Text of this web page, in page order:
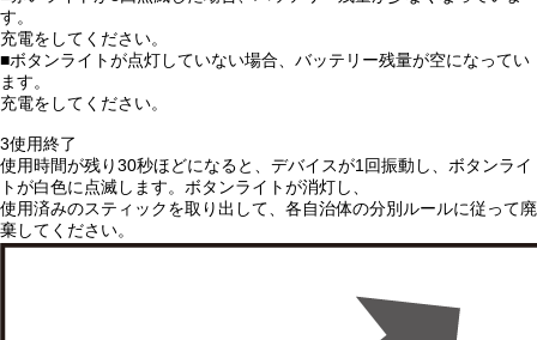
す。
充電をしてください。
■ボタンライトが点灯していない場合、バッテリー残量が空になってい
ます。
充電をしてください。
3使用終了
使用時間が残り30秒ほどになると、デバイスが1回振動し、ボタンライ
トが白色に点滅します。ボタンライトが消灯し、
使用済みのスティックを取り出して、各自治体の分別ルールに従って廃
棄してください。